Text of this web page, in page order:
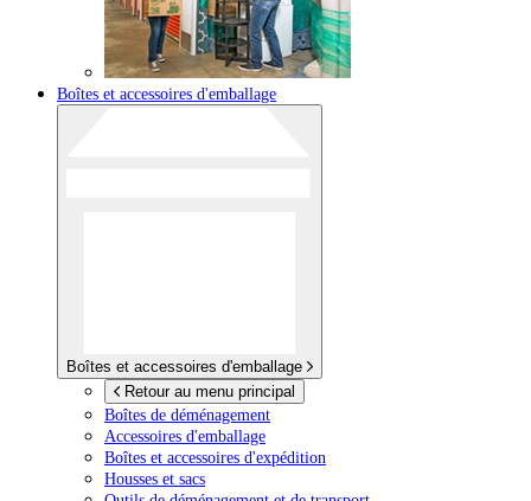
Boîtes et accessoires d'emballage
Boîtes et accessoires d'emballage
Retour au menu principal
Boîtes de déménagement
Accessoires d'emballage
Boîtes et accessoires d'expédition
Housses et sacs